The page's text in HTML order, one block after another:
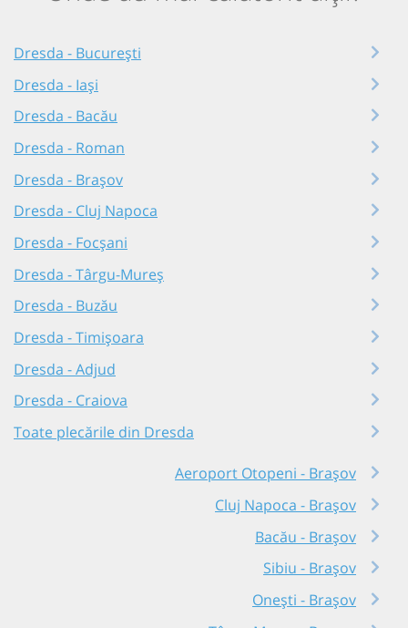
Dresda - București
Dresda - Iași
Dresda - Bacău
Dresda - Roman
Dresda - Brașov
Dresda - Cluj Napoca
Dresda - Focșani
Dresda - Târgu-Mureș
Dresda - Buzău
Dresda - Timișoara
Dresda - Adjud
Dresda - Craiova
Toate plecările din Dresda
Aeroport Otopeni - Brașov
Cluj Napoca - Brașov
Bacău - Brașov
Sibiu - Brașov
Onești - Brașov